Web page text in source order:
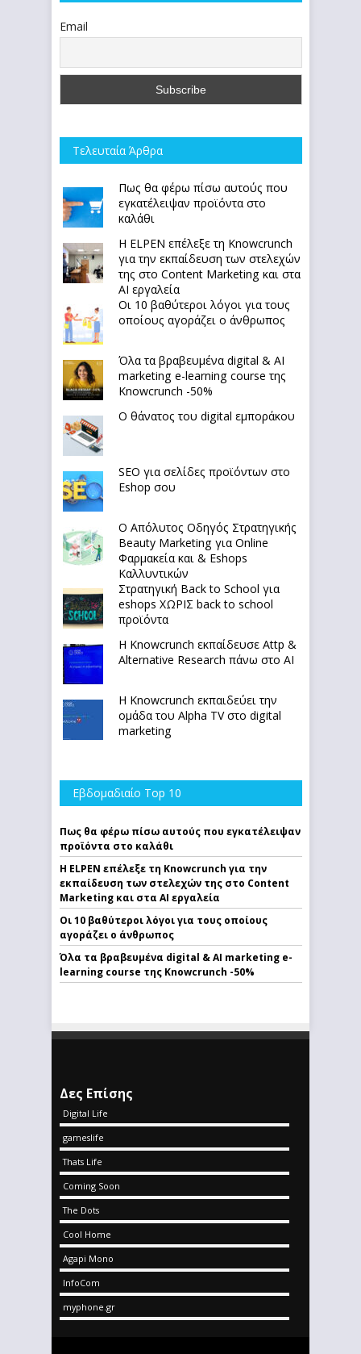
Email
Τελευταία Άρθρα
Πως θα φέρω πίσω αυτούς που
εγκατέλειψαν προϊόντα στο
καλάθι
Η ELPEN επέλεξε τη Knowcrunch
για την εκπαίδευση των στελεχών
της στο Content Marketing και στα
AI εργαλεία
Οι 10 βαθύτεροι λόγοι για τους
οποίους αγοράζει ο άνθρωπος
Όλα τα βραβευμένα digital & AI
marketing e-learning course της
Knowcrunch -50%
Ο θάνατος του digital εμποράκου
SEO για σελίδες προϊόντων στο
Eshop σου
Ο Απόλυτoς Οδηγός Στρατηγικής
Beauty Marketing για Online
Φαρμακεία και & Eshops
Καλλυντικών
Στρατηγική Back to School για
eshops ΧΩΡΙΣ back to school
προϊόντα
Η Knowcrunch εκπαίδευσε Attp &
Alternative Research πάνω στο ΑΙ
Η Knowcrunch εκπαιδεύει την
ομάδα του Alpha TV στο digital
marketing
Εβδομαδιαίο Top 10
Πως θα φέρω πίσω αυτούς που εγκατέλειψαν
προϊόντα στο καλάθι
Η ELPEN επέλεξε τη Knowcrunch για την
εκπαίδευση των στελεχών της στο Content
Marketing και στα AI εργαλεία
Οι 10 βαθύτεροι λόγοι για τους οποίους
αγοράζει ο άνθρωπος
Όλα τα βραβευμένα digital & AI marketing e-
learning course της Knowcrunch -50%
Δες Επίσης
Digital Life
gameslife
Thats Life
Coming Soon
The Dots
Cool Home
Agapi Mono
InfoCom
myphone.gr